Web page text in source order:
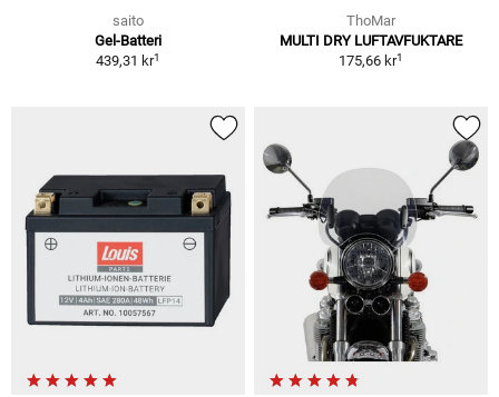
saito
Gel-Batteri
439,31 kr1
ThoMar
MULTI DRY LUFTAVFUKTARE
175,66 kr1